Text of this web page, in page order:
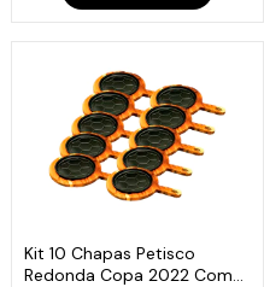
Kit 10 Chapas Petisco
Redonda Copa 2022 Com